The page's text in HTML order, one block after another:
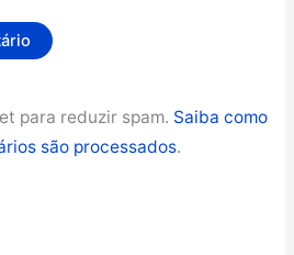
para reduzir spam. Saiba como
são processados.